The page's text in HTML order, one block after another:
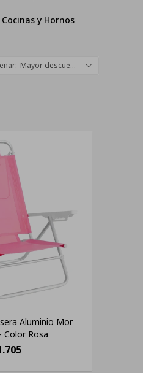
Cocinas y Hornos
Mayor descuento
Aluminio Mor
Color Rosa